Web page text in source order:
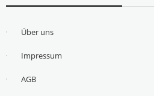
Über uns
Impressum
AGB